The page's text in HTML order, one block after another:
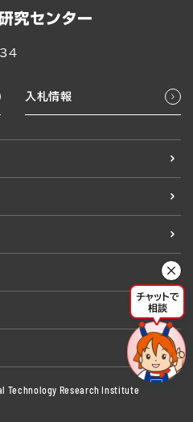
入札情報
Technology Research Institute